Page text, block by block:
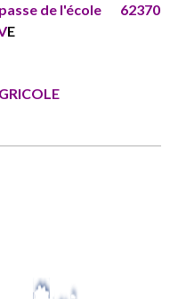
de l'école 62370
E